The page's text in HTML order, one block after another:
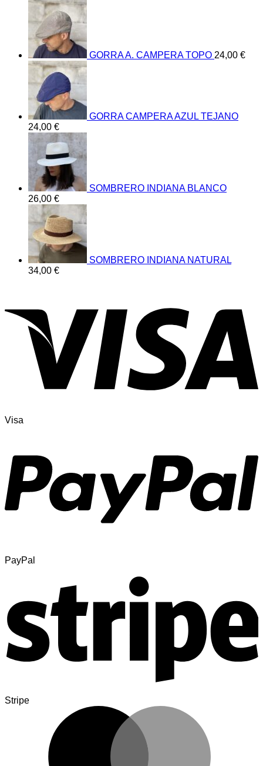
GORRA A. CAMPERA TOPO 24,00 €
GORRA CAMPERA AZUL TEJANO
24,00 €
SOMBRERO INDIANA BLANCO
26,00 €
SOMBRERO INDIANA NATURAL
34,00 €
Visa
PayPal
Stripe